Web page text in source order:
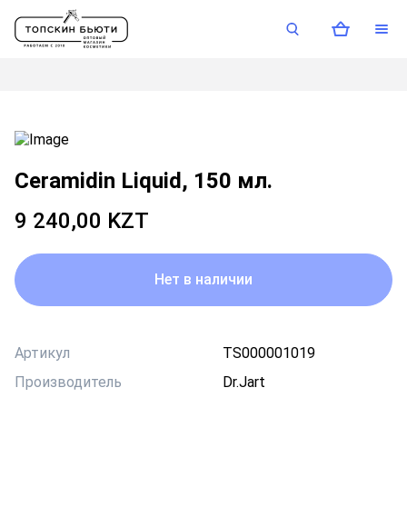
Ceramidin Liquid, 150 мл.
9 240,00 KZT
Нет в наличии
Артикул
TS000001019
Производитель
Dr.Jart